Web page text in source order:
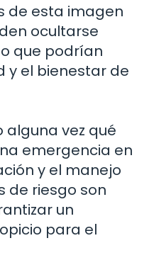
de esta imagen
ocultarse
que podrían
y el bienestar de
alguna vez qué
emergencia en
y el manejo
de riesgo son
un
para el